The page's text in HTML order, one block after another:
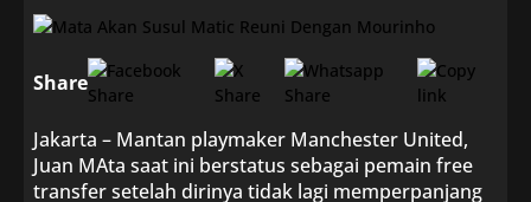
Share
Jakarta – Mantan playmaker Manchester United,
Juan MAta saat ini berstatus sebagai pemain free
transfer setelah dirinya tidak lagi memperpanjang